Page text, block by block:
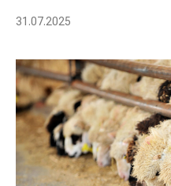
31.07.2025